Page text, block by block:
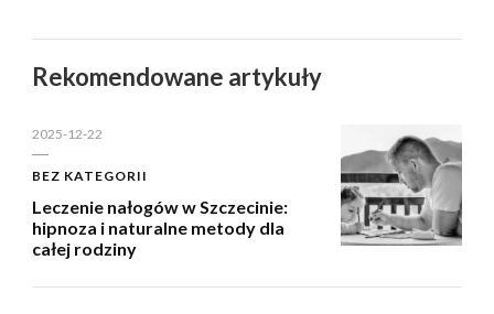
Rekomendowane artykuły
2025-12-22
BEZ KATEGORII
Leczenie nałogów w Szczecinie:
hipnoza i naturalne metody dla
całej rodziny